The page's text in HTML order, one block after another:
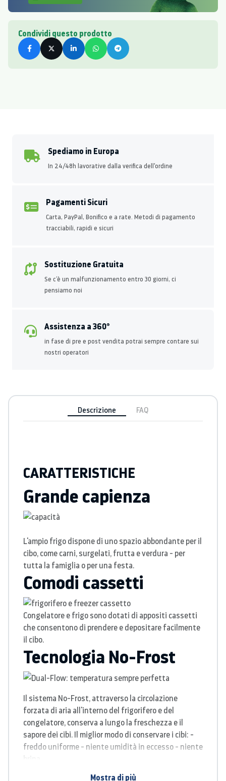
Condividi questo prodotto
Spediamo in Europa
In 24/48h lavorative dalla verifica dell'ordine
Pagamenti Sicuri
Carta, PayPal, Bonifico e a rate. Metodi di pagamento
tracciabili, rapidi e sicuri
Sostituzione Gratuita
Se c’è un malfunzionamento entro 30 giorni, ci
pensiamo noi
Assistenza a 360°
in fase di pre e post vendita potrai sempre contare sui
nostri operatori
Descrizione FAQ
CARATTERISTICHE
Grande capienza
L'ampio frigo dispone di uno spazio abbondante per il
cibo, come carni, surgelati, frutta e verdura - per
tutta la famiglia o per una festa.
Comodi cassetti
Congelatore e frigo sono dotati di appositi cassetti
che consentono di prendere e depositare facilmente
il cibo.
Tecnologia No-Frost
Il sistema No-Frost, attraverso la circolazione
forzata di aria all'interno del frigorifero e del
congelatore, conserva a lungo la freschezza e il
sapore dei cibi. Il miglior modo di conservare i cibi: -
freddo uniforme - niente umidità in eccesso - niente
brina.
Illuminazione a LED
Mostra di più